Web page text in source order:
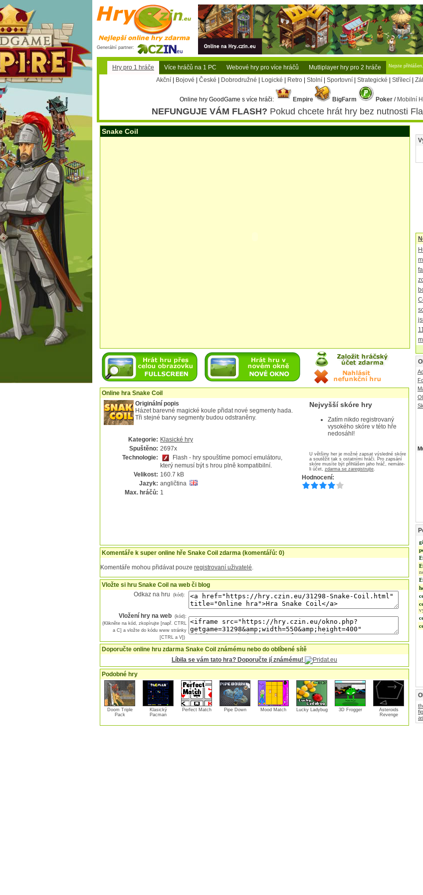
Generální partner:
Hry pro 1 hráče Více hráčů na 1 PC Webové hry pro více hráčů Mutliplayer hry pro 2 hráče Nejste přihlášen.
Akční Bojové České Dobrodružné Logické Retro Stolní Sportovní Strategické Střílecí
Online hry GoodGame s více hráči: Empire BigFarm Poker / Mobilní
NEFUNGUJE VÁM FLASH? Pokud chcete hrát hry bez nutnosti
Snake Coil
Online hra Snake Coil
Originální popis
Házet barevné magické koule přidat nové segmenty hada.
Tři stejné barvy segmenty budou odstraněny.
Kategorie: Klasické hry
Spuštěno: 2697x
Technologie:
Flash - hry spouštíme pomocí emulátoru,
který nemusí být s hrou plně kompatibilní.
Velikost: 160.7 kB
Jazyk: angličtina
Max. hráčů: 1
Nejvyšší skóre hry
Zatím nikdo registrovaný
vysokého skóre v této hře
nedosáhl!
U většiny her je možné zapsat výsledné skóre
a soutěžit tak s ostatními hráči. Pro zapsání
skóre musíte být přihlášen jaho hráč, nemáte-
li účet, zdarma se zaregistrujte.
Hodnocení:
Komentáře k super online hře Snake Coil zdarma (komentářů: 0)
Komentáře mohou přidávat pouze registrovaní uživatelé.
Vložte si hru Snake Coil na web či blog
Odkaz na hru
(kód):
Vložení hry na web (kód):
(Klikněte na kód, zkopírujte [např. CTRL
a C] a vložte do kódu www stránky
[CTRL a V])
Doporučte online hru zdarma Snake Coil známému nebo do oblíbené sítě
Líbila se vám tato hra? Doporučte jí známému!
Podobné hry
Doom Triple
Pack
Klasický
Pacman
Perfect Match Pipe Down Mood Match Lucky Ladybug 3D Frogger
Asteroids
Revenge